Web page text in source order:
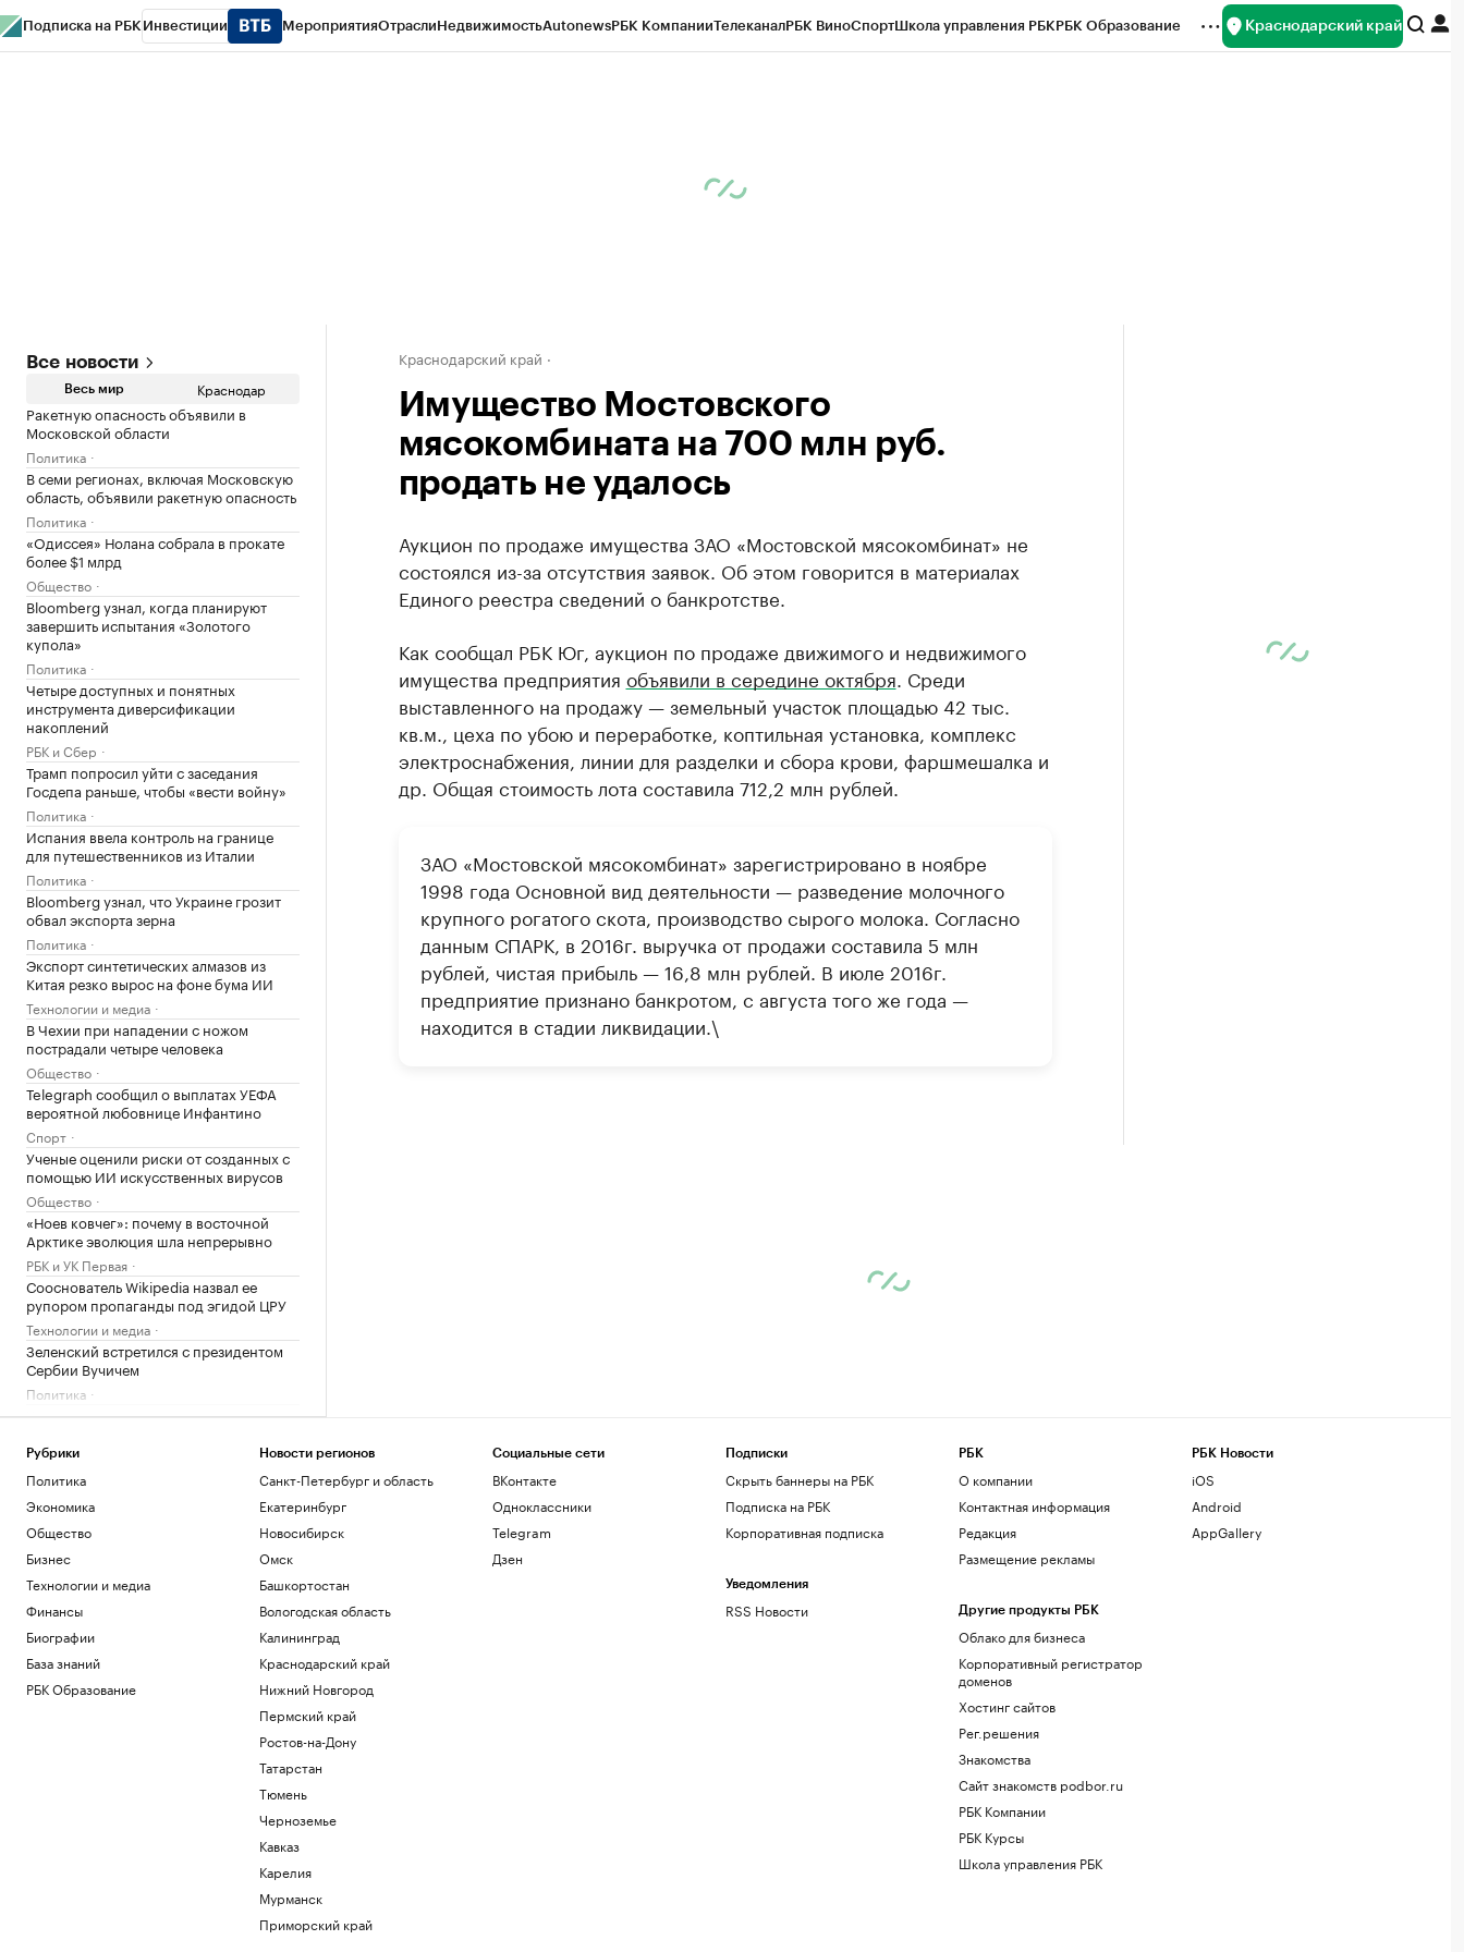
Подписка на РБК Инвестиции МероприятияОтраслиНедвижимостьAutonewsРБК КомпанииТелеканалРБК ВиноСпортШкола управления РБКРБК Образование Краснодарский край
Все новости
Весь мир Краснодар
Ракетную опасность объявили в
Московской области
Политика
В семи регионах, включая Московскую
область, объявили ракетную опасность
Политика
«Одиссея» Нолана собрала в прокате
более $1 млрд
Общество
Bloomberg узнал, когда планируют
завершить испытания «Золотого
купола»
Политика
Четыре доступных и понятных
инструмента диверсификации
накоплений
РБК и Сбер
Трамп попросил уйти с заседания
Госдепа раньше, чтобы «вести войну»
Политика
Испания ввела контроль на границе
для путешественников из Италии
Политика
Bloomberg узнал, что Украине грозит
обвал экспорта зерна
Политика
Экспорт синтетических алмазов из
Китая резко вырос на фоне бума ИИ
Технологии и медиа
В Чехии при нападении с ножом
пострадали четыре человека
Общество
Telegraph сообщил о выплатах УЕФА
вероятной любовнице Инфантино
Спорт
Ученые оценили риски от созданных с
помощью ИИ искусственных вирусов
Общество
«Ноев ковчег»: почему в восточной
Арктике эволюция шла непрерывно
РБК и УК Первая
Сооснователь Wikipedia назвал ее
рупором пропаганды под эгидой ЦРУ
Технологии и медиа
Зеленский встретился с президентом
Сербии Вучичем
Политика
Как устроены приватные террасы в
РБК и ПИК Серия плюс
Экс-президент Финляндии усомнился в
сценарии нападения России на НАТО
Глава «Эксмо» назвал книгу, которая
поможет стать «лучшей версией себя»
РАДИО
Общество
ли «Росатом» подрядчиком на
«Пакш-2»
Политика
Росфинмониторинг рассказал, как
помог выявить криптомошенников в
Краснодарский край
Имущество Мостовского
мясокомбината на 700 млн руб.
продать не удалось
Аукцион по продаже имущества ЗАО «Мостовской мясокомбинат» не
состоялся из-за отсутствия заявок. Об этом говорится в материалах
Единого реестра сведений о банкротстве.
Как сообщал РБК Юг, аукцион по продаже движимого и недвижимого
имущества предприятия объявили в середине октября . Среди
выставленного на продажу — земельный участок площадью 42 тыс.
кв.м., цеха по убою и переработке, коптильная установка, комплекс
электроснабжения, линии для разделки и сбора крови, фаршмешалка и
др. Общая стоимость лота составила 712,2 млн рублей.
ЗАО «Мостовской мясокомбинат» зарегистрировано в ноябре
1998 года Основной вид деятельности — разведение молочного
крупного рогатого скота, производство сырого молока. Согласно
данным СПАРК, в 2016г. выручка от продажи составила 5 млн
рублей, чистая прибыль — 16,8 млн рублей. В июле 2016г.
предприятие признано банкротом, с августа того же года —
находится в стадии ликвидации.\
Рубрики
Политика
Экономика
Общество
Бизнес
Технологии и медиа
Финансы
Биографии
База знаний
РБК Образование
Новости регионов
Санкт-Петербург и область
Екатеринбург
Новосибирск
Омск
Башкортостан
Вологодская область
Калининград
Краснодарский край
Нижний Новгород
Пермский край
Ростов-на-Дону
Татарстан
Тюмень
Черноземье
Кавказ
Карелия
Мурманск
Приморский край
Социальные сети
ВКонтакте
Одноклассники
Telegram
Дзен
Подписки
Скрыть баннеры на РБК
Подписка на РБК
Корпоративная подписка
Уведомления
RSS Новости
РБК
О компании
Контактная информация
Редакция
Размещение рекламы
Другие продукты РБК
Облако для бизнеса
Корпоративный регистратор
доменов
Хостинг сайтов
Рег.решения
Знакомства
Сайт знакомств podbor.ru
РБК Компании
РБК Курсы
Школа управления РБК
РБК Новости
iOS
Android
AppGallery